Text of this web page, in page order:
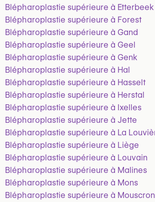
Blépharoplastie supérieure à Etterbeek
Blépharoplastie supérieure à Forest
Blépharoplastie supérieure à Gand
Blépharoplastie supérieure à Geel
Blépharoplastie supérieure à Genk
Blépharoplastie supérieure à Hal
Blépharoplastie supérieure à Hasselt
Blépharoplastie supérieure à Herstal
Blépharoplastie supérieure à Ixelles
Blépharoplastie supérieure à Jette
Blépharoplastie supérieure à La
Blépharoplastie supérieure à Liège
Blépharoplastie supérieure à Louvain
Blépharoplastie supérieure à Malines
Blépharoplastie supérieure à Mons
Blépharoplastie supérieure à Mouscron